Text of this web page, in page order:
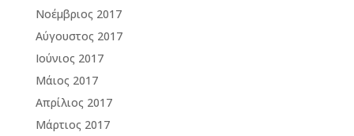
Νοέμβριος 2017
Αύγουστος 2017
Ιούνιος 2017
Μάιος 2017
Απρίλιος 2017
Μάρτιος 2017